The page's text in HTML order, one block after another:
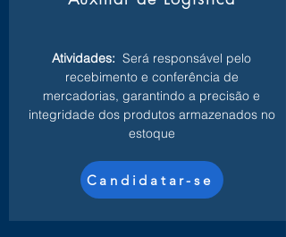
Atividades: Será responsável pelo
recebimento e conferência de
mercadorias, garantindo a precisão e
integridade dos produtos armazenados no
estoque
Candidatar-se